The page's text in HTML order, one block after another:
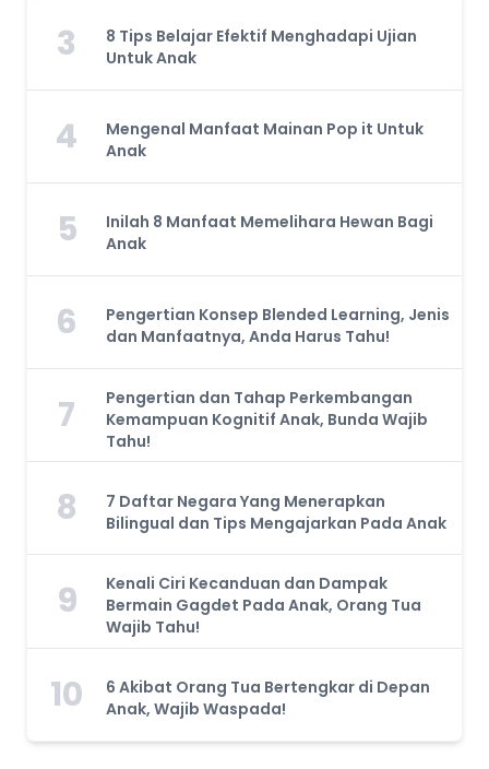
3
8 Tips Belajar Efektif Menghadapi Ujian
Untuk Anak
4
Mengenal Manfaat Mainan Pop it Untuk
Anak
5
Inilah 8 Manfaat Memelihara Hewan Bagi
Anak
6
Pengertian Konsep Blended Learning, Jenis
dan Manfaatnya, Anda Harus Tahu!
7
Pengertian dan Tahap Perkembangan
Kemampuan Kognitif Anak, Bunda Wajib
Tahu!
8
7 Daftar Negara Yang Menerapkan
Bilingual dan Tips Mengajarkan Pada Anak
9
Kenali Ciri Kecanduan dan Dampak
Bermain Gagdet Pada Anak, Orang Tua
Wajib Tahu!
10
6 Akibat Orang Tua Bertengkar di Depan
Anak, Wajib Waspada!